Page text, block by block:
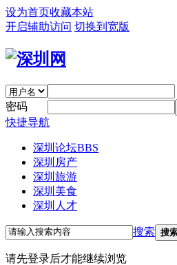
设为首页收藏本站
开启辅助访问 切换到宽版
密码
快捷导航
深圳论坛BBS
深圳房产
深圳旅游
深圳美食
深圳人才
搜索 搜
请先登录后才能继续浏览